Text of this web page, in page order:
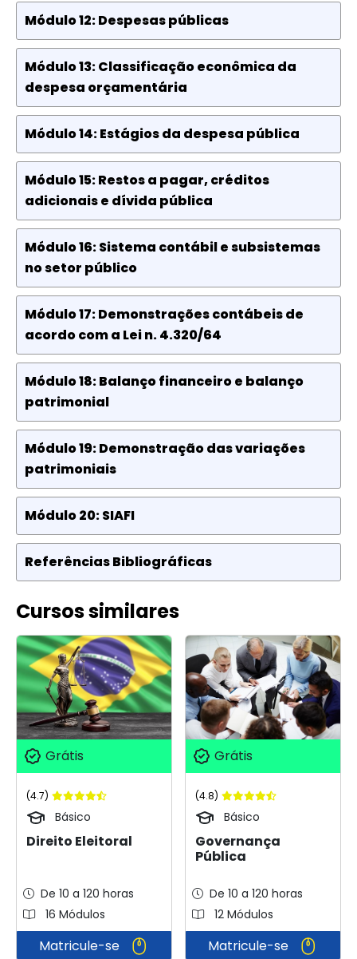
Módulo 12: Despesas públicas
Módulo 13: Classificação econômica da
despesa orçamentária
Módulo 14: Estágios da despesa pública
Módulo 15: Restos a pagar, créditos
adicionais e dívida pública
Módulo 16: Sistema contábil e subsistemas
no setor público
Módulo 17: Demonstrações contábeis de
acordo com a Lei n. 4.320/64
Módulo 18: Balanço financeiro e balanço
patrimonial
Módulo 19: Demonstração das variações
patrimoniais
Módulo 20: SIAFI
Referências Bibliográficas
Cursos similares
Grátis
(4.7)
Básico
Direito Eleitoral
De 10 a 120 horas
16 Módulos
Matricule-se
Grátis
(4.8)
Básico
Governança
Pública
De 10 a 120 horas
12 Módulos
Matricule-se